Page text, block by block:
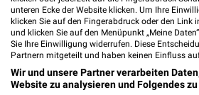
Adresse, Öffnungszeiten
H&M Filiale in Berlin
unteren Ecke der Website klicken. Um Ihre
klicken Sie auf den Fingerabdruck oder den Link
und klicken Sie auf den Menüpunkt „Meine
Sie Ihre Einwilligung widerrufen. Diese
Partnern mitgeteilt und haben keinen Einfluss
Wir und unsere Partner verarbeiten
Website zu analysieren und Folgendes